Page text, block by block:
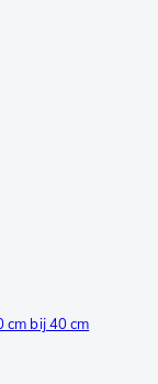
cm bij 40 cm